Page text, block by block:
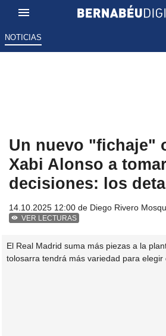
NOTICIAS
Un nuevo "fichaje"
Xabi Alonso a tomar
decisiones: los
14.10.2025 12:00 de Diego Rivero
VER LECTURAS
El Real Madrid suma más piezas a la
tolosarra tendrá más variedad para elegir